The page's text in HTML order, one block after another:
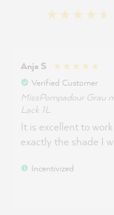
Anja S
Verified Customer
MissPompadour Grau
Lack 1L
It is excellent to
exactly the shade I
Incentivized